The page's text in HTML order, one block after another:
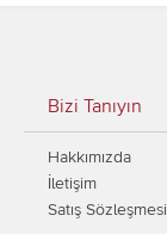
Bizi Tanıyın
Hakkımızda
İletişim
Satış Sözleşmesi